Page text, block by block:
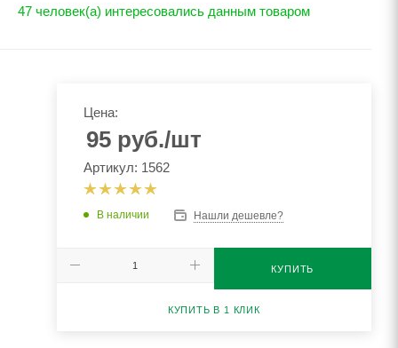
47 человек(а) интересовались данным товаром
Цена:
95руб./шт
Артикул: 1562
В наличии Нашли дешевле?
КУПИТЬ
КУПИТЬ В 1 КЛИК